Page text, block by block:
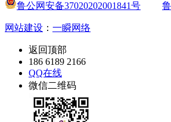
鲁公网安备37020202001841号
网站建设 ： 一瞬网络
返回顶部
186 6189 2166
QQ在线
微信二维码